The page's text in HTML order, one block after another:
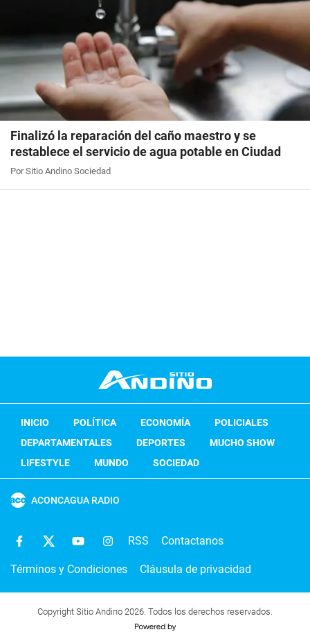
Finalizó la reparación del caño maestro y se
restablece el servicio de agua potable en Ciudad
Por Sitio Andino Sociedad
INICIO POLÍTICA ECONOMÍA
POLICIALES
DEPARTAMENTALES
DEPORTES
MUCHO SHOW
LIFESTYLE
MUNDO SOCIEDAD
ACONCAGUA RADIO
RSS Contactanos
Términos y Condiciones Cláusula de privacidad
Copyright Sitio Andino 2026. Todos los derechos reservados.